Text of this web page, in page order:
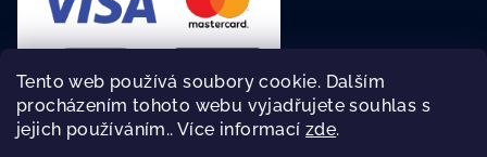
Tento web používá soubory cookie. Dalším
procházením tohoto webu vyjadřujete souhlas s
jejich používáním.. Více informací zde.